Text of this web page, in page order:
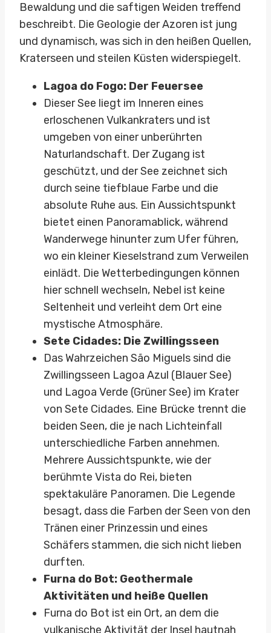
Bewaldung und die saftigen Weiden treffend
beschreibt. Die Geologie der Azoren ist jung
und dynamisch, was sich in den heißen Quellen,
Kraterseen und steilen Küsten widerspiegelt.
Lagoa do Fogo: Der Feuersee
Dieser See liegt im Inneren eines
erloschenen Vulkankraters und ist
umgeben von einer unberührten
Naturlandschaft. Der Zugang ist
geschützt, und der See zeichnet sich
durch seine tiefblaue Farbe und die
absolute Ruhe aus. Ein Aussichtspunkt
bietet einen Panoramablick, während
Wanderwege hinunter zum Ufer führen,
wo ein kleiner Kieselstrand zum Verweilen
einlädt. Die Wetterbedingungen können
hier schnell wechseln, Nebel ist keine
Seltenheit und verleiht dem Ort eine
mystische Atmosphäre.
Sete Cidades: Die Zwillingsseen
Das Wahrzeichen São Miguels sind die
Zwillingsseen Lagoa Azul (Blauer See)
und Lagoa Verde (Grüner See) im Krater
von Sete Cidades. Eine Brücke trennt die
beiden Seen, die je nach Lichteinfall
unterschiedliche Farben annehmen.
Mehrere Aussichtspunkte, wie der
berühmte Vista do Rei, bieten
spektakuläre Panoramen. Die Legende
besagt, dass die Farben der Seen von den
Tränen einer Prinzessin und eines
Schäfers stammen, die sich nicht lieben
durften.
Furna do Bot: Geothermale
Aktivitäten und heiße Quellen
Furna do Bot ist ein Ort, an dem die
vulkanische Aktivität der Insel hautnah